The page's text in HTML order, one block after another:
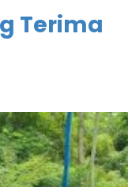
Terima